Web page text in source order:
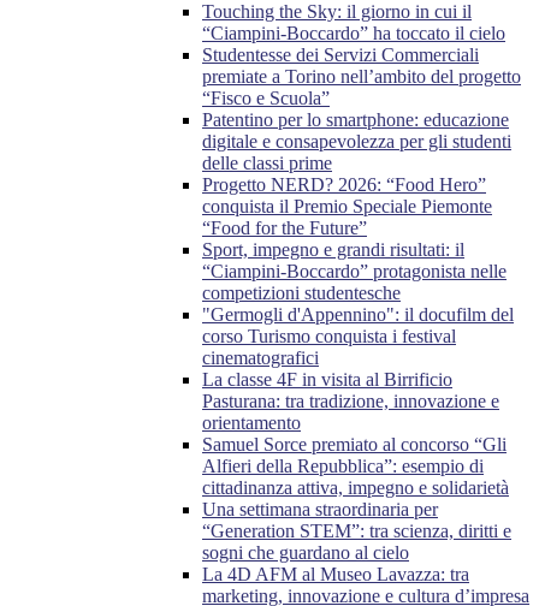
Touching the Sky: il giorno in cui il
“Ciampini-Boccardo” ha toccato il cielo
Studentesse dei Servizi Commerciali
premiate a Torino nell’ambito del progetto
“Fisco e Scuola”
Patentino per lo smartphone: educazione
digitale e consapevolezza per gli studenti
delle classi prime
Progetto NERD? 2026: “Food Hero”
conquista il Premio Speciale Piemonte
“Food for the Future”
Sport, impegno e grandi risultati: il
“Ciampini-Boccardo” protagonista nelle
competizioni studentesche
"Germogli d'Appennino": il docufilm del
corso Turismo conquista i festival
cinematografici
La classe 4F in visita al Birrificio
Pasturana: tra tradizione, innovazione e
orientamento
Samuel Sorce premiato al concorso “Gli
Alfieri della Repubblica”: esempio di
cittadinanza attiva, impegno e solidarietà
Una settimana straordinaria per
“Generation STEM”: tra scienza, diritti e
sogni che guardano al cielo
La 4D AFM al Museo Lavazza: tra
marketing, innovazione e cultura d’impresa